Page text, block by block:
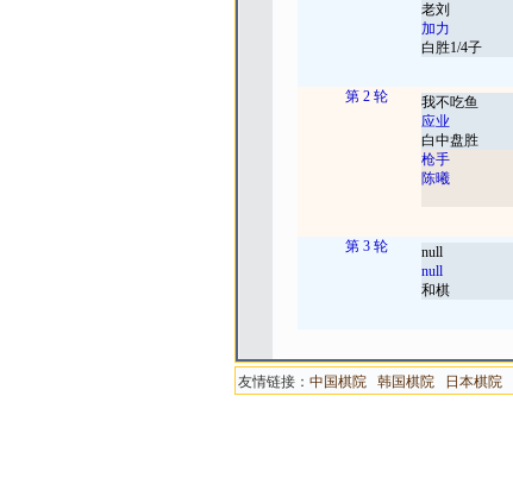
老刘
加力
白胜1/4子
第 2 轮
我不吃鱼
应业
白中盘胜
枪手
陈曦
第 3 轮
null
null
和棋
友情链接： 中国棋院 韩国棋院 日本棋院